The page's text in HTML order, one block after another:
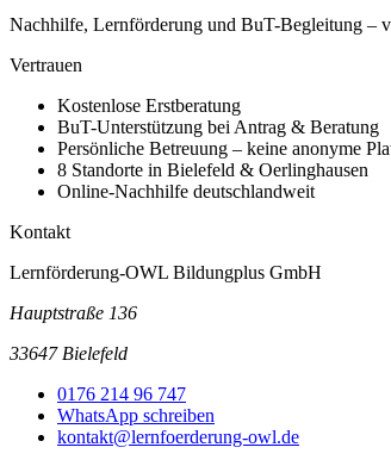
Nachhilfe, Lernförderung und BuT-Begleitung –
Vertrauen
Kostenlose Erstberatung
BuT-Unterstützung bei Antrag & Beratung
Persönliche Betreuung – keine anonyme
8 Standorte in Bielefeld & Oerlinghausen
Online-Nachhilfe deutschlandweit
Kontakt
Lernförderung-OWL Bildungplus GmbH
Hauptstraße 136
33647 Bielefeld
0176 214 96 747
WhatsApp schreiben
kontakt@lernfoerderung-owl.de